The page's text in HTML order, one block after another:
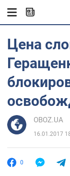
Цена
OBOZ.UA
16.01.2017
0